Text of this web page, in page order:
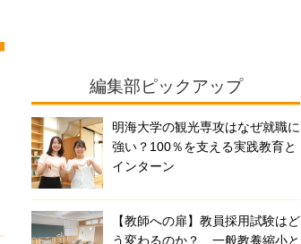
編集部ピックアップ
明海大学の観光専攻はなぜ就職に
強い？100％を支える実践教育と
インターン
【教師への扉】教員採用試験はど
う変わるのか？ 一般教養縮小と